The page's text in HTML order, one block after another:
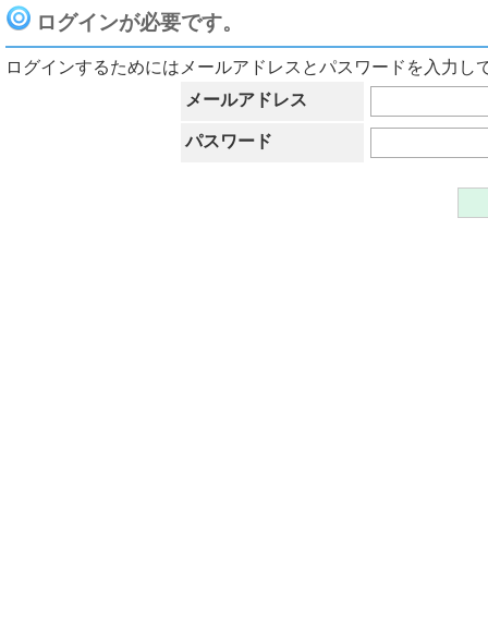
ログインが必要です。
ログインするためにはメールアドレスとパスワードを入力し
メールアドレス
パスワード